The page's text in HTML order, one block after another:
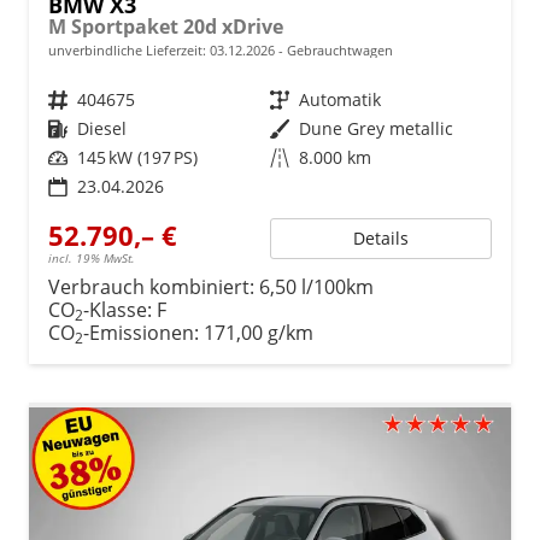
M Sportpaket 20d xDrive
unverbindliche Lieferzeit: 03.12.2026 Gebrauchtwagen
Fahrzeugnr. 404675 Getriebe Automatik
Kraftstoff Diesel Außenfarbe Dune Grey metallic
Leistung 145 kW (197 PS) Kilometerstand 8.000 km
23.04.2026
52.790,– €
incl. 19% MwSt.
Details
Verbrauch kombiniert: 6,50 l/100km
CO2-Klasse: F
CO2-Emissionen: 171,00 g/km